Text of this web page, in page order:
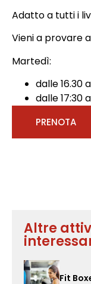
Adatto a tutti i
Vieni a provare
Martedì:
dalle 16.30
dalle 17:30
PRENOTA
Altre
Fit